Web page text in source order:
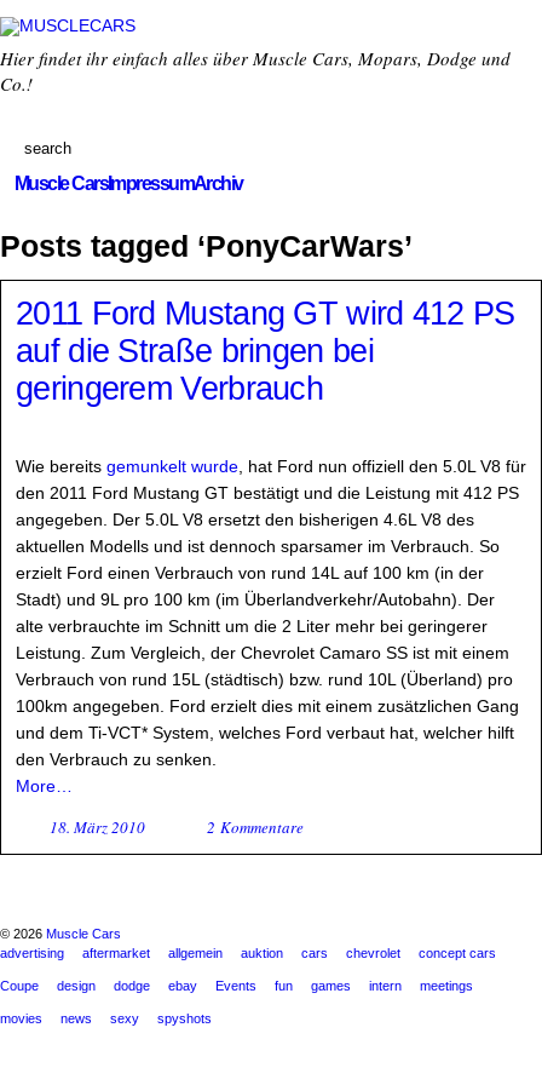
Hier findet ihr einfach alles über Muscle Cars, Mopars, Dodge und
Co.!
Muscle CarsImpressumArchiv
Posts tagged ‘PonyCarWars’
2011 Ford Mustang GT wird 412 PS
auf die Straße bringen bei
geringerem Verbrauch
Wie bereits gemunkelt wurde , hat Ford nun offiziell den 5.0L V8 für
den 2011 Ford Mustang GT bestätigt und die Leistung mit 412 PS
angegeben. Der 5.0L V8 ersetzt den bisherigen 4.6L V8 des
aktuellen Modells und ist dennoch sparsamer im Verbrauch. So
erzielt Ford einen Verbrauch von rund 14L auf 100 km (in der
Stadt) und 9L pro 100 km (im Überlandverkehr/Autobahn). Der
alte verbrauchte im Schnitt um die 2 Liter mehr bei geringerer
Leistung. Zum Vergleich, der Chevrolet Camaro SS ist mit einem
Verbrauch von rund 15L (städtisch) bzw. rund 10L (Überland) pro
100km angegeben. Ford erzielt dies mit einem zusätzlichen Gang
und dem Ti-VCT* System, welches Ford verbaut hat, welcher hilft
den Verbrauch zu senken.
More…
18. März 2010 2 Kommentare
© 2026 Muscle Cars
advertising
aftermarket allgemein auktion cars chevrolet concept cars
Coupe design dodge ebay Events fun games intern meetings
movies news sexy spyshots